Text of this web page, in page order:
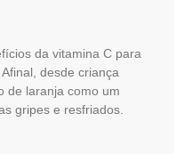
da vitamina C para
desde criança
de laranja como um
gripes e resfriados.